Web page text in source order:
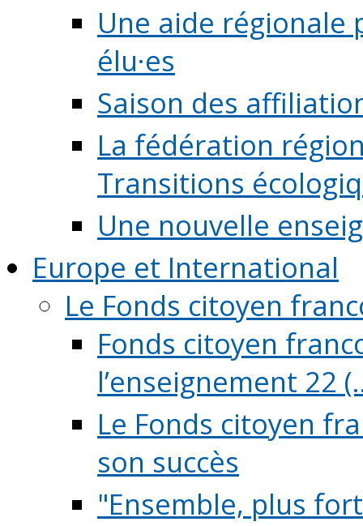
Une aide régionale
élu·es
Saison des
La fédération
Transitions
Une nouvelle
Europe et International
Le Fonds citoyen
Fonds citoyen
l’enseignement 22
Le Fonds citoyen
son succès
"Ensemble, plus